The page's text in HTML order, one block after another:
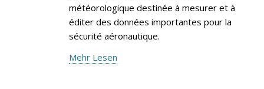
météorologique destinée à mesurer et à
éditer des données importantes pour la
sécurité aéronautique.
Mehr Lesen